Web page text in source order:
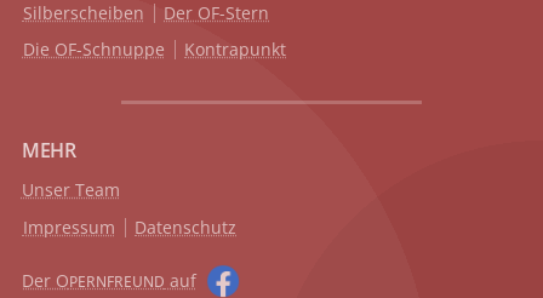
Silberscheiben
Der OF-Stern
Die OF-Schnuppe
Kontrapunkt
MEHR
Unser Team
Impressum
Datenschutz
Der OPERNFREUND auf